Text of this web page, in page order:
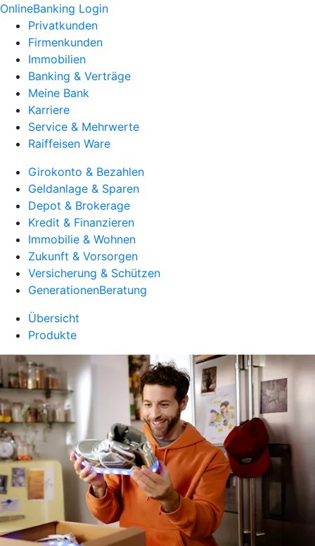
OnlineBanking Login
Privatkunden
Firmenkunden
Immobilien
Banking & Verträge
Meine Bank
Karriere
Service & Mehrwerte
Raiffeisen Ware
Girokonto & Bezahlen
Geldanlage & Sparen
Depot & Brokerage
Kredit & Finanzieren
Immobilie & Wohnen
Zukunft & Vorsorgen
Versicherung & Schützen
GenerationenBeratung
Übersicht
Produkte